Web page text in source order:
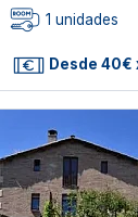
1 unidades
Desde